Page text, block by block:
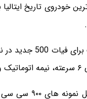
طیف وسیعی از